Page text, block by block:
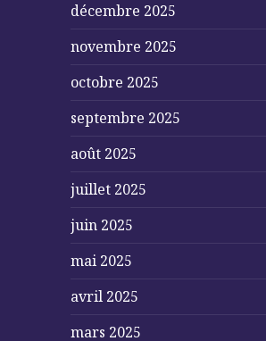
décembre 2025
novembre 2025
octobre 2025
septembre 2025
août 2025
juillet 2025
juin 2025
mai 2025
avril 2025
mars 2025